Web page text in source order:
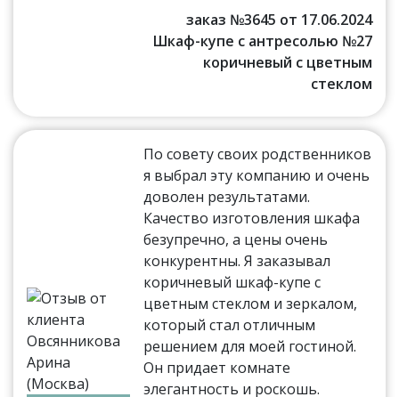
заказ №3645 от 17.06.2024
Шкаф-купе с антресолью №27
коричневый с цветным
стеклом
По совету своих родственников
я выбрал эту компанию и очень
доволен результатами.
Качество изготовления шкафа
безупречно, а цены очень
конкурентны. Я заказывал
коричневый шкаф-купе с
цветным стеклом и зеркалом,
который стал отличным
решением для моей гостиной.
Он придает комнате
элегантность и роскошь.